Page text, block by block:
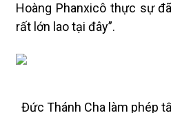
Hoàng Phanxicô thực sự
rất lớn lao tại đây”.
Đức Thánh Cha làm phép